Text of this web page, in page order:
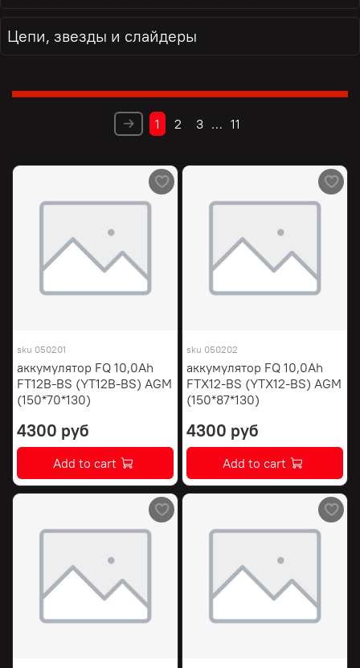
Цепи, звезды и слайдеры
1 2 3 … 11
sku 050201
аккумулятор FQ 10,0Ah
FT12B-BS (YT12B-BS) AGM
(150*70*130)
4300 руб
Add to cart
sku 050202
аккумулятор FQ 10,0Ah
FTX12-BS (YTX12-BS) AGM
(150*87*130)
4300 руб
Add to cart